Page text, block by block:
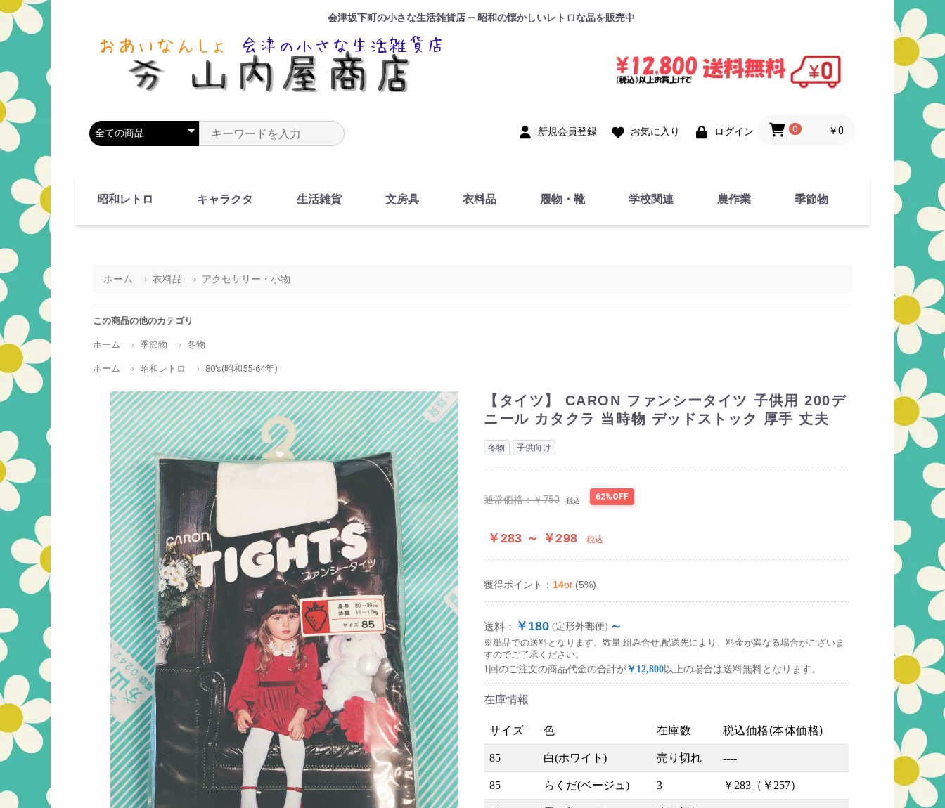
会津坂下町の小さな生活雑貨店 — 昭和の懐かしいレトロな品を販売中
商品カテゴリを選択 商品名やキーワードを入力 新規会員登録 お気に入り ログイン 0 ￥0
昭和レトロ キャラクタ 生活雑貨 文房具 衣料品 履物・靴 学校関連 農作業 季節物
ホーム 衣料品 アクセサリー・小物
この商品の他のカテゴリ
ホーム 季節物 冬物
ホーム 昭和レトロ 80's(昭和55-64年)
【タイツ】 CARON ファンシータイツ 子供用 200デ
ニール カタクラ 当時物 デッドストック 厚手 丈夫
冬物 子供向け
通常価格：￥750 税込 62%OFF
￥283 ～ ￥298 税込
獲得ポイント： 14pt (5%)
送料： ￥180 (定形外郵便) ～
※単品での送料となります。数量,組み合せ,配送先により、料金が異なる場合がございま
すのでご了承ください。
1回のご注文の商品代金の合計が ￥12,800以上の場合は送料無料となります。
在庫情報
サイズ 色 在庫数 税込価格(本体価格)
85 白(ホワイト) 売り切れ ----
85 らくだ(ベージュ) 3 ￥283（￥257）